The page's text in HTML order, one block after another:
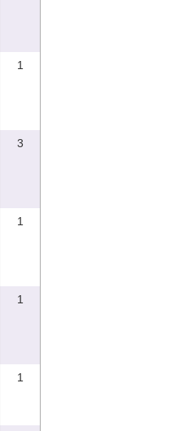
1
3
1
1
1